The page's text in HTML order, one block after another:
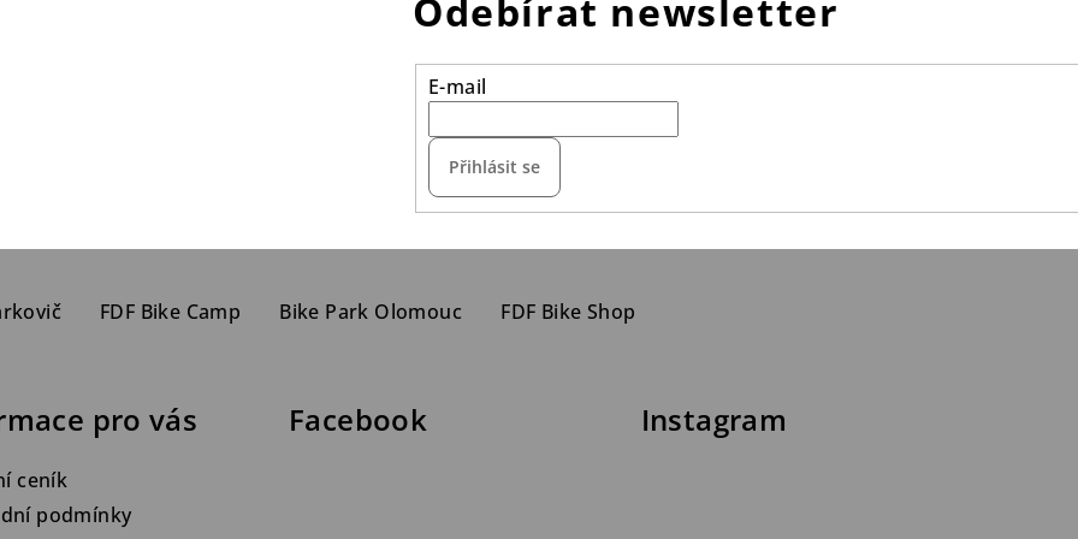
Odebírat newsletter
E-mail
Přihlásit se
FDF Bike Camp Bike Park Olomouc FDF Bike Shop
pro vás
ceník
podmínky
Facebook Instagram